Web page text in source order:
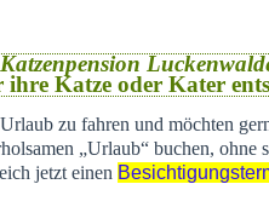
Katzenpension
Katze oder Kater
zu fahren und möchten
„Urlaub“ buchen, ohne
jetzt einen